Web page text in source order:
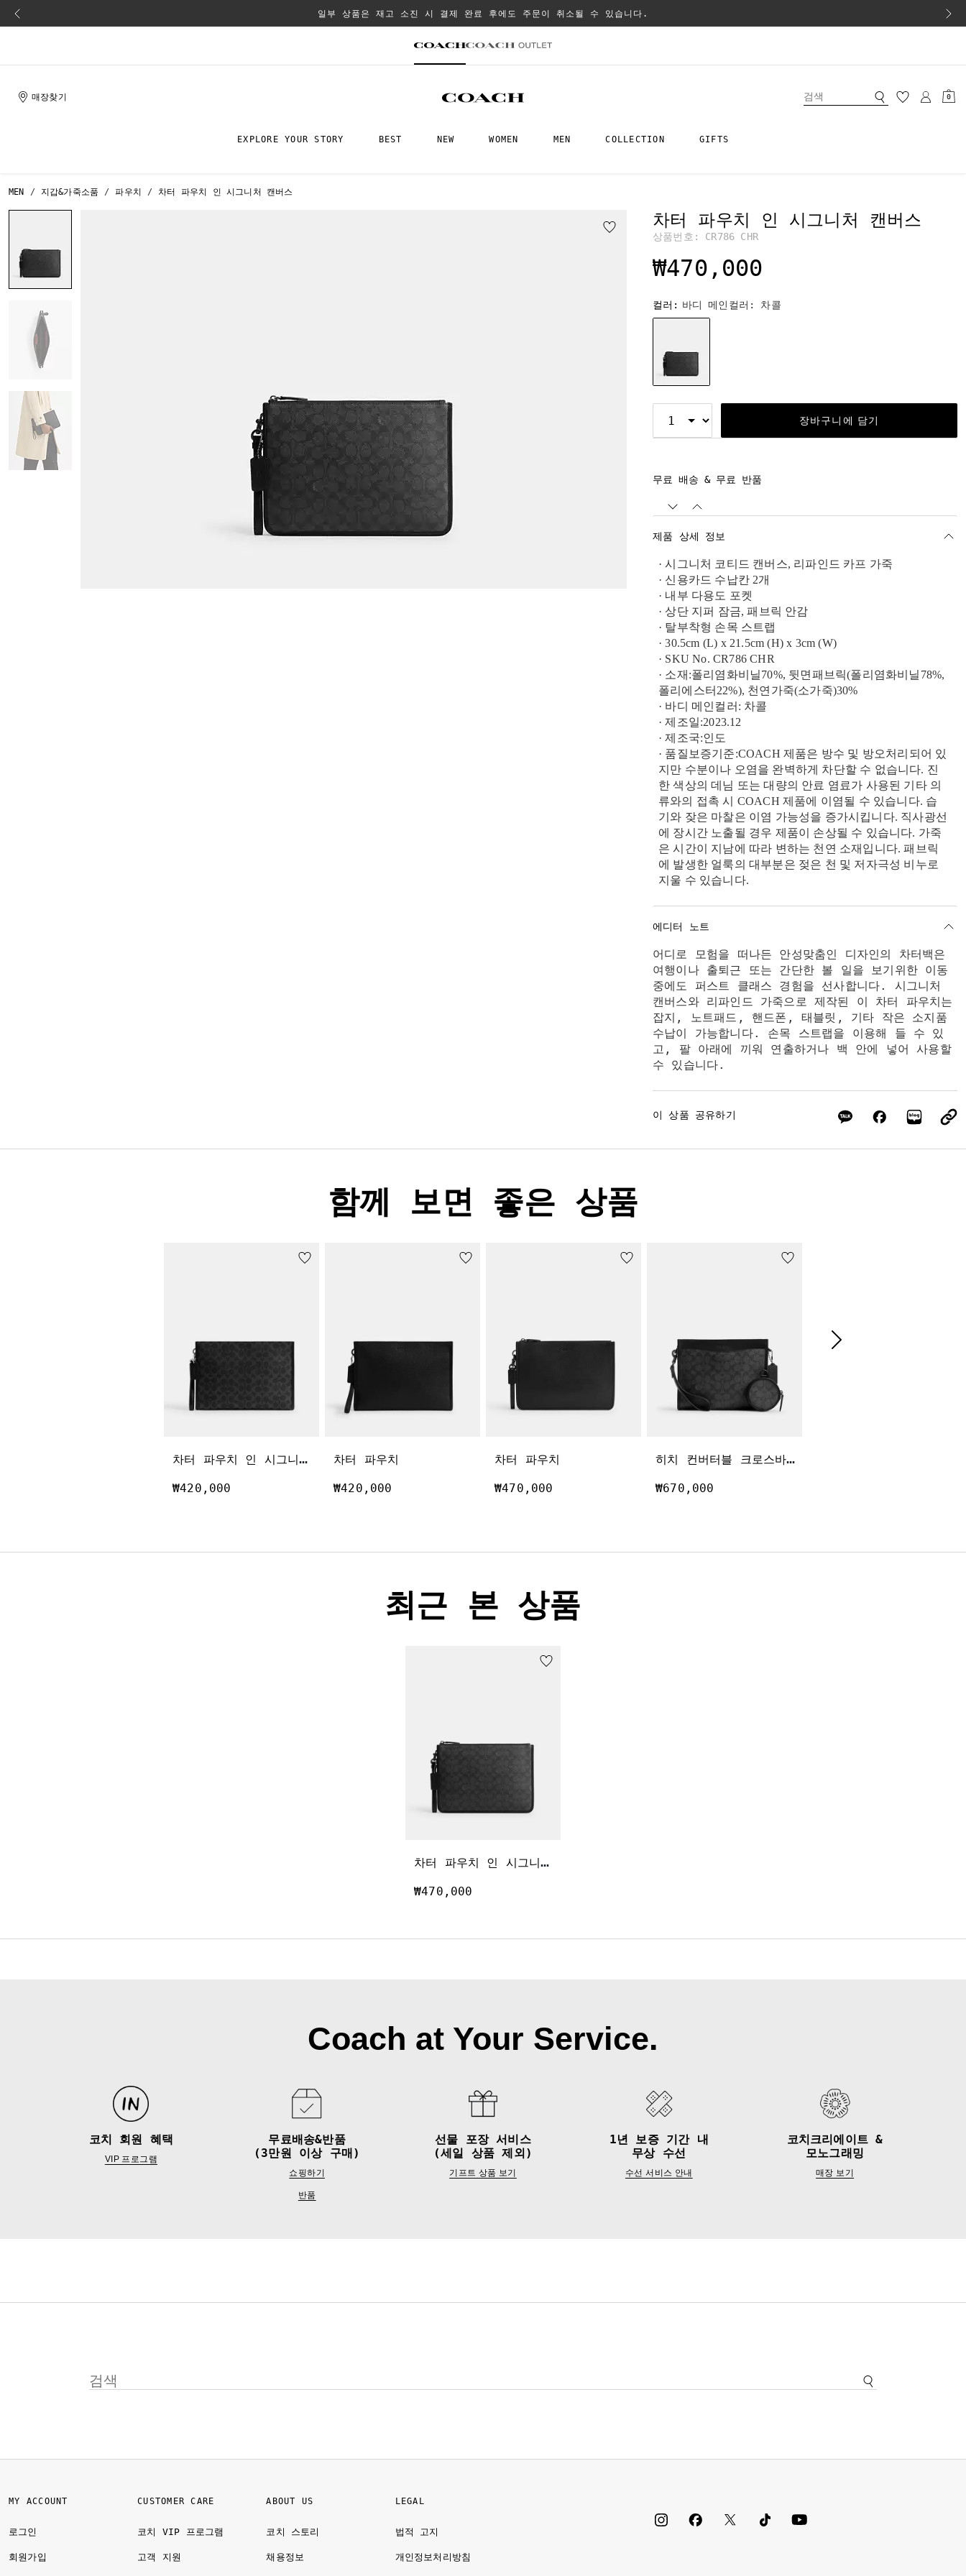
일부 상품은 재고 소진 시 결제 완료 후에도 주문이 취소될 수 있습니다.
매장찾기 0
EXPLORE YOUR STORY BEST NEW WOMEN MEN COLLECTION GIFTS
MEN 지갑&가죽소품 파우치 차터 파우치 인 시그니처 캔버스
차터 파우치 인 시그니처 캔버스
상품번호: CR786 CHR
₩470,000
컬러: 바디 메인컬러: 차콜
장바구니에 담기
무료 배송 & 무료 반품
제품 상세 정보
· 시그니처 코티드 캔버스, 리파인드 카프 가죽
· 신용카드 수납칸 2개
· 내부 다용도 포켓
· 상단 지퍼 잠금, 패브릭 안감
· 탈부착형 손목 스트랩
· 30.5cm (L) x 21.5cm (H) x 3cm (W)
· SKU No. CR786 CHR
· 소재:폴리염화비닐70%, 뒷면패브릭(폴리염화비닐78%,
폴리에스터22%), 천연가죽(소가죽)30%
· 바디 메인컬러: 차콜
· 제조일:2023.12
· 제조국:인도
· 품질보증기준:COACH 제품은 방수 및 방오처리되어 있
지만 수분이나 오염을 완벽하게 차단할 수 없습니다. 진
한 색상의 데님 또는 대량의 안료 염료가 사용된 기타 의
류와의 접촉 시 COACH 제품에 이염될 수 있습니다. 습
기와 잦은 마찰은 이염 가능성을 증가시킵니다. 직사광선
에 장시간 노출될 경우 제품이 손상될 수 있습니다. 가죽
은 시간이 지남에 따라 변하는 천연 소재입니다. 패브릭
에 발생한 얼룩의 대부분은 젖은 천 및 저자극성 비누로
지울 수 있습니다.
에디터 노트
어디로 모험을 떠나든 안성맞춤인 디자인의 차터백은
여행이나 출퇴근 또는 간단한 볼 일을 보기위한 이동
중에도 퍼스트 클래스 경험을 선사합니다. 시그니처
캔버스와 리파인드 가죽으로 제작된 이 차터 파우치는
잡지, 노트패드, 핸드폰, 태블릿, 기타 작은 소지품
수납이 가능합니다. 손목 스트랩을 이용해 들 수 있
고, 팔 아래에 끼워 연출하거나 백 안에 넣어 사용할
수 있습니다.
이 상품 공유하기
함께 보면 좋은 상품
차
터 파우치 인 시그니처 캔버스
₩420,000
차터 파우치
₩420,000
차터 파우치
₩470,000
히
치 컨버터블 크로스바디 인 시그니처 캔버스
₩670,000
최근 본 상품
차
터 파우치 인 시그니처 캔버스
₩470,000
Coach at Your Service.
코치 회원 혜택
VIP 프로그램
무료배송&반품
(3만원 이상 구매)
쇼핑하기
반품
선물 포장 서비스
(세일 상품 제외)
기프트 상품 보기
1년 보증 기간 내
무상 수선
수선 서비스 안내
코치크리에이트 &
모노그래밍
매장 보기
MY ACCOUNT
로그인
회원가입
CUSTOMER CARE
코치 VIP 프로그램
고객 지원
ABOUT US
코치 스토리
채용정보
LEGAL
법적 고지
개인정보처리방침